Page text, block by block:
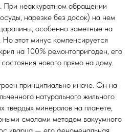
При неаккуратном обращении
нарезке без досок) на нем
особенно заметные на
Но этот минус компенсируется
на 100% ремонтопригоден, его
нового прямо на дому.
принципиально иначе. Он на
натурального жильного
твердых минералов на планете,
смолами методом вакуумного